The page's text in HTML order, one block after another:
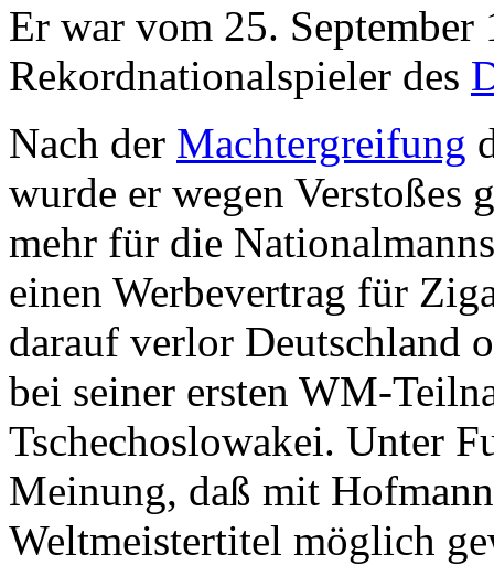
Er war vom 25.
Rekordnationalspieler des
Nach der Machtergreifung
wurde er wegen Verstoßes
mehr für die
einen Werbevertrag für
darauf verlor Deutschland
bei seiner ersten WM-
Tschechoslowakei. Unter
Meinung, daß mit
Weltmeistertitel möglich